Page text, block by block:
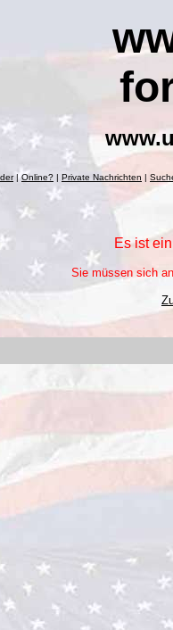
|Online? | Private Nachrichten |
Es ist
Sie müssen sich